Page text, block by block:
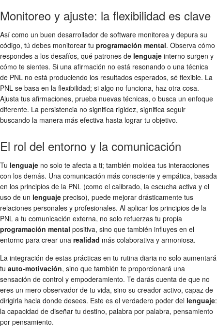
Monitoreo y ajuste: la flexibilidad es clave
Así como un buen desarrollador de software monitorea y depura su
código, tú debes monitorear tu programación mental. Observa cómo
respondes a los desafíos, qué patrones de lenguaje interno surgen y
cómo te sientes. Si una afirmación no está resonando o una técnica
de PNL no está produciendo los resultados esperados, sé flexible. La
PNL se basa en la flexibilidad; si algo no funciona, haz otra cosa.
Ajusta tus afirmaciones, prueba nuevas técnicas, o busca un enfoque
diferente. La persistencia no significa rigidez, significa seguir
buscando la manera más efectiva hasta lograr tu objetivo.
El rol del entorno y la comunicación
Tu lenguaje no solo te afecta a ti; también moldea tus interacciones
con los demás. Una comunicación más consciente y empática, basada
en los principios de la PNL (como el calibrado, la escucha activa y el
uso de un lenguaje preciso), puede mejorar drásticamente tus
relaciones personales y profesionales. Al aplicar los principios de la
PNL a tu comunicación externa, no solo refuerzas tu propia
programación mental positiva, sino que también influyes en el
entorno para crear una realidad más colaborativa y armoniosa.
La integración de estas prácticas en tu rutina diaria no solo aumentará
tu auto-motivación, sino que también te proporcionará una
sensación de control y empoderamiento. Te darás cuenta de que no
eres un mero observador de tu vida, sino su creador activo, capaz de
dirigirla hacia donde desees. Este es el verdadero poder del lenguaje:
la capacidad de diseñar tu destino, palabra por palabra, pensamiento
por pensamiento.